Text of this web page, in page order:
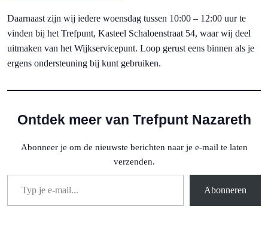
Daarnaast zijn wij iedere woensdag tussen 10:00 – 12:00 uur te
vinden bij het Trefpunt, Kasteel Schaloenstraat 54, waar wij deel
uitmaken van het Wijkservicepunt. Loop gerust eens binnen als je
ergens ondersteuning bij kunt gebruiken.
Ontdek meer van Trefpunt Nazareth
Abonneer je om de nieuwste berichten naar je e-mail te laten
verzenden.
Typ je e-mail...
Abonneren